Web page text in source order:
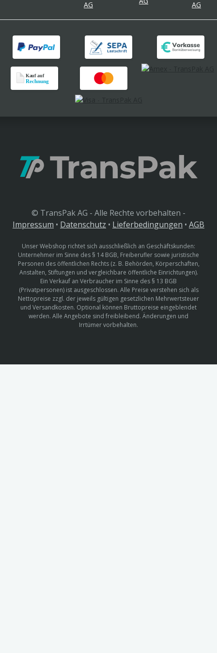
© TransPak AG - Alle Rechte vorbehalten -
Impressum • Datenschutz • Lieferbedingungen • AGB
Unser Webshop richtet sich ausschließlich an Geschäftskunden:
Unternehmer im Sinne des § 14 BGB, Freiberufler sowie juristische
Personen des öffentlichen Rechts (z. B. Behörden, Körperschaften,
Anstalten, Stiftungen und vergleichbare öffentliche Einrichtungen).
Ein Verkauf an Verbraucher im Sinne des § 13 BGB
(Privatpersonen) ist ausgeschlossen. Alle Preise verstehen sich als
Nettopreise zzgl. der jeweils gültigen gesetzlichen Mehrwertsteuer
und Versandkosten. Optional können Bruttopreise eingeblendet
werden. Alle Angebote sind freibleibend. Änderungen und
Irrtümer vorbehalten.